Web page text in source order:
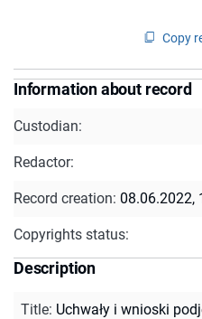
Copy
Information about record
Custodian:
Redactor:
Record creation: 08.06.2022,
Copyrights status:
Description
Title: Uchwały i wnioski